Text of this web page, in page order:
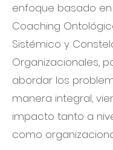
enfoque basado en
Coaching
Sistémico y
Organizacionales,
abordar los
manera integral,
impacto tanto a
como